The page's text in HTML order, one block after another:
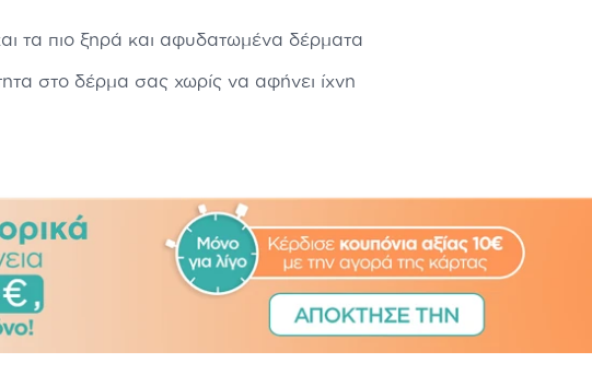
τα πιο ξηρά και αφυδατωμένα δέρματα
στο δέρμα σας χωρίς να αφήνει ίχνη